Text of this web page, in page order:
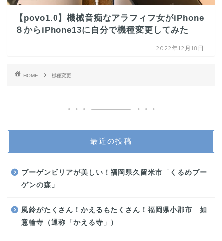
【povo1.0】機械音痴なアラフィフ女がiPhone
８からiPhone13に自分で機種変更してみた
2022年12月18日
HOME 機種変更
最近の投稿
ブーゲンビリアが美しい！福岡県久留米市「くるめブー
ゲンの森」
風鈴がたくさん！かえるもたくさん！福岡県小郡市 如
意輪寺（通称「かえる寺」）